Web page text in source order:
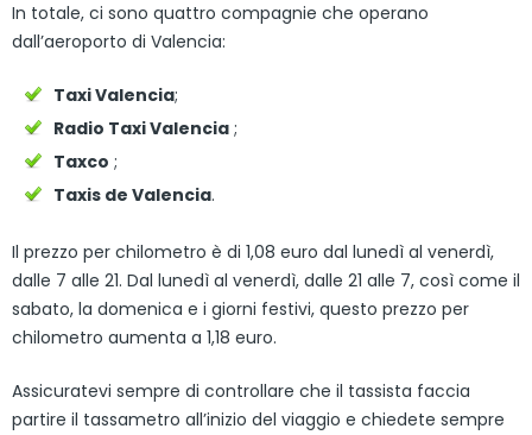
In totale, ci sono quattro compagnie che operano
dall’aeroporto di Valencia:
Taxi Valencia;
Radio Taxi Valencia ;
Taxco ;
Taxis de Valencia.
Il prezzo per chilometro è di 1,08 euro dal lunedì al venerdì,
dalle 7 alle 21. Dal lunedì al venerdì, dalle 21 alle 7, così come il
sabato, la domenica e i giorni festivi, questo prezzo per
chilometro aumenta a 1,18 euro.
Assicuratevi sempre di controllare che il tassista faccia
partire il tassametro all’inizio del viaggio e chiedete sempre